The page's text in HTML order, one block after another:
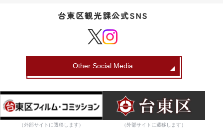
台東区観光課公式SNS
Other Social Media
（外部サイトに遷移します） （外部サイトに遷移します）